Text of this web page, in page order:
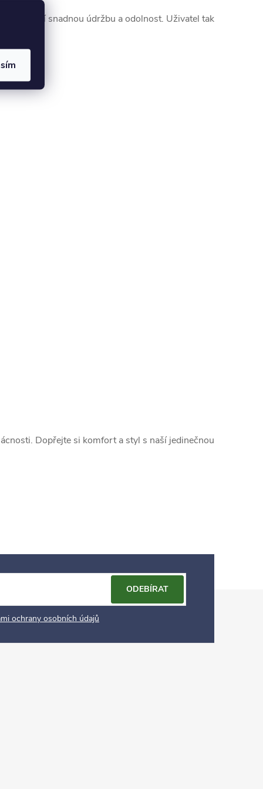
nabízí snadnou údržbu a odolnost. Uživatel tak
Dopřejte si komfort a styl s naší jedinečnou
ochrany osobních údajů
ODEBÍRAT